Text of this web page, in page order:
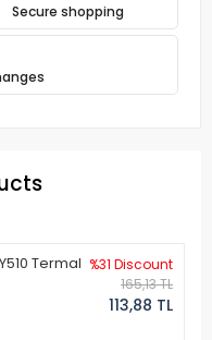
Secure shopping
Termal %31 Discount
165,13 TL
113,88 TL